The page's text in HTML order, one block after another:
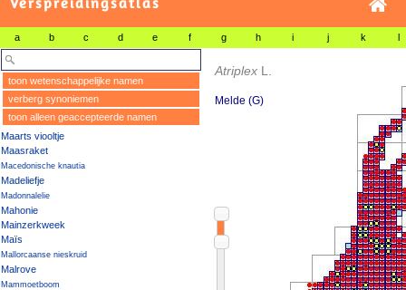
a b c d e f g h i j k l
toon wetenschappelijke namen
verberg synoniemen
toon alleen geaccepteerde namen
Maarts viooltje
Maasraket
Macedonische knautia
Madeliefje
Madonnalelie
Mahonie
Mainzerkweek
Maïs
Mallorcaanse nieskruid
Malrove
Mammoetboom
Atriplex L.
Melde (G)